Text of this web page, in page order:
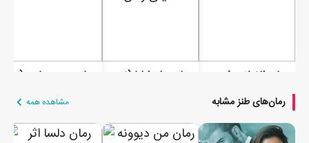
رمان فاضلاب شیرین
رمان‌های طنز مشابه مشاهده همه